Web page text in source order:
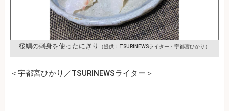
桜鯛の刺身を使ったにぎり （提供：TSURINEWSライター・宇都宮ひかり）
＜宇都宮ひかり／TSURINEWSライター＞